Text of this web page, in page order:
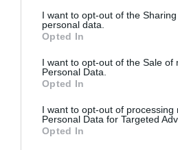
not limited to your visit or usage
grant or deny consent to Google
use your data for below specified
consent section.
I want to opt-out of the
personal data.
Opted In
I want to opt-out of the Sale of
Personal Data.
Opted In
I want to opt-out of processing
Personal Data for Targeted
Opted In
Megosztás: Facebook
Címkék: várandósság anyai
kismamaság,Turi Xénia